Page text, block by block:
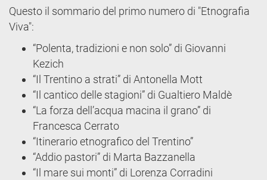
Questo il sommario del primo numero di "Etnografia
Viva":
“Polenta, tradizioni e non solo” di Giovanni
Kezich
“Il Trentino a strati” di Antonella Mott
“Il cantico delle stagioni” di Gualtiero Maldè
“La forza dell’acqua macina il grano” di
Francesca Cerrato
“Itinerario etnografico del Trentino”
“Addio pastori” di Marta Bazzanella
“Il mare sui monti” di Lorenza Corradini